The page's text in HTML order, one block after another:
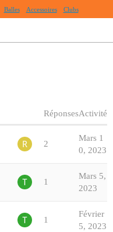
Balles Accessoires Clubs
RéponsesActivité
2
Mars 1
0, 2023
1
Mars 5,
2023
1
Février
5, 2023